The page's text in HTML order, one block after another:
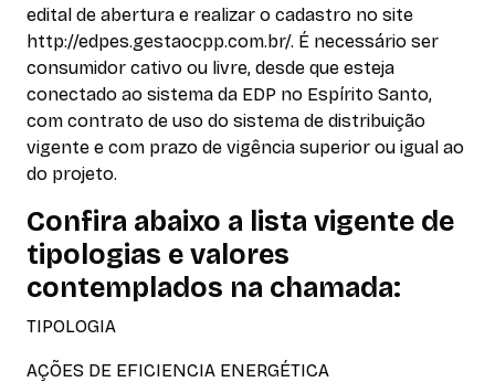
edital de abertura e realizar o cadastro no site
http://edpes.gestaocpp.com.br/. É necessário ser
consumidor cativo ou livre, desde que esteja
conectado ao sistema da EDP no Espírito Santo,
com contrato de uso do sistema de distribuição
vigente e com prazo de vigência superior ou igual ao
do projeto.
Confira abaixo a lista vigente de
tipologias e valores
contemplados na chamada:
TIPOLOGIA
AÇÕES DE EFICIENCIA ENERGÉTICA